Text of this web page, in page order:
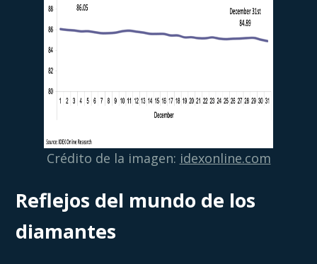
Crédito de la imagen: idexonline.com
Reflejos del mundo de los
diamantes